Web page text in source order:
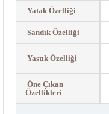
Yatak Özelliği
Sandık Özelliği
Yastık Özelliği
Öne Çıkan
Özellikleri